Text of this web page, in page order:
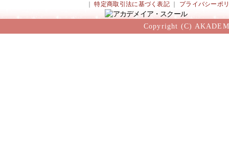
｜特定商取引法に基づく表記 プライバシーポ
Copyright (C)